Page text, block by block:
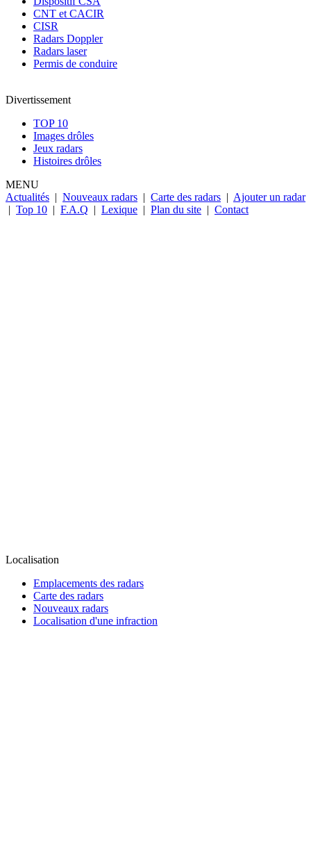
CNT et CACIR
CISR
Radars Doppler
Radars laser
Permis de conduire
Divertissement
TOP 10
Images drôles
Jeux radars
Histoires drôles
MENU
Actualités | Nouveaux radars | Carte des radars | Ajouter un radar
| Top 10 | F.A.Q | Lexique | Plan du site | Contact
Localisation
Emplacements des radars
Carte des radars
Nouveaux radars
Localisation d'une infraction